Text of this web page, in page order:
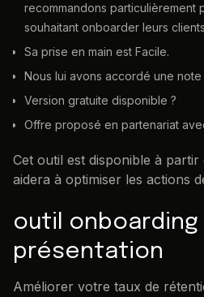
recommandons particulièrement
souhaitant onboarder leurs
Sa prise en main est Facile.
Nous lui avons accordé une
Version gratuite disponible ?
Offre proposé en partenariat
Cet outil est disponible à
aidera à optimiser les actions
outil
présentation
Améliorer votre taux de